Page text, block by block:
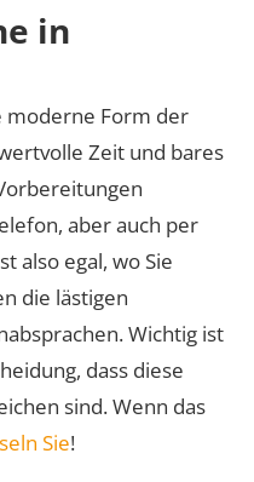
in
moderne Form der
Zeit und bares
aber auch per
also egal, wo Sie
die lästigen
Wichtig ist
dass diese
sind. Wenn das
Sie!